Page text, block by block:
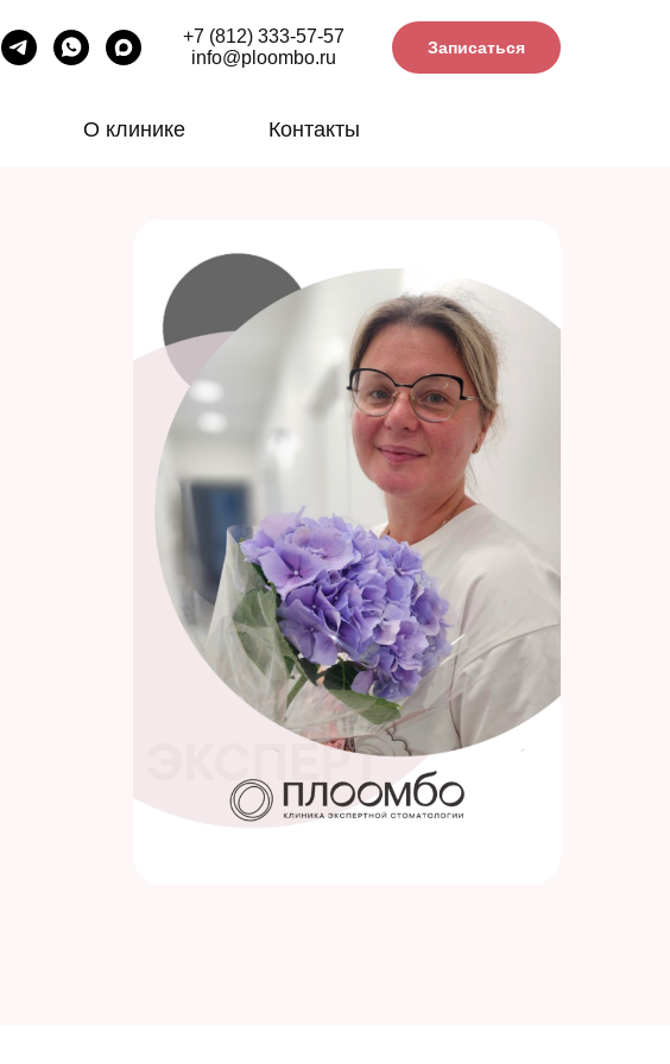
+7 (812) 333-57-57
info@ploombo.ru
Записаться
О клинике Контакты